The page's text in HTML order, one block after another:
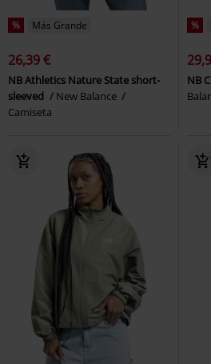
% Más Grande
26,39 €
NB Athletics Nature State short-
sleeved
New Balance
Camiseta
%
NB